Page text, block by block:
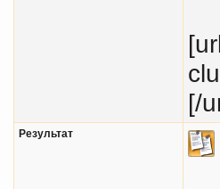
[/
Результат